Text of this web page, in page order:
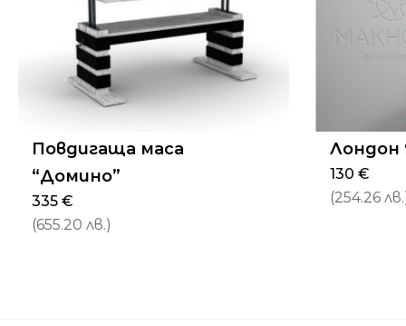
Повдигаща маса
“Домино”
335 €
(655.20 лв.)
Лондон
130 €
(254.26